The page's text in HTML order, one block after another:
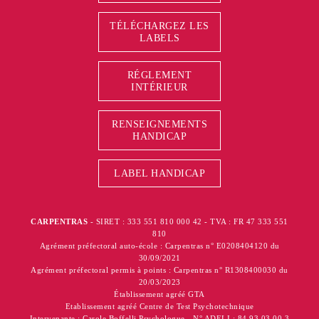
TÉLÉCHARGEZ LES
LABELS
RÉGLEMENT
INTÉRIEUR
RENSEIGNEMENTS
HANDICAP
LABEL HANDICAP
CARPENTRAS - SIRET : 333 551 810 000 42 - TVA : FR 47 333 551
810
Agrément préfectoral auto-école : Carpentras n° E0208404120 du
30/09/2021
Agrément préfectoral permis à points : Carpentras n° R1308400030 du
20/03/2023
Établissement agréé GTA
Etablissement agréé Centre de Test Psychotechnique